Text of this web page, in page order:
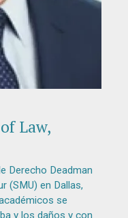
Law,
Derecho Deadman
(SMU) en Dallas,
se
y los daños y con